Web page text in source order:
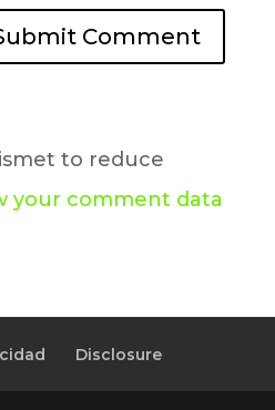
to reduce
your comment data
Disclosure